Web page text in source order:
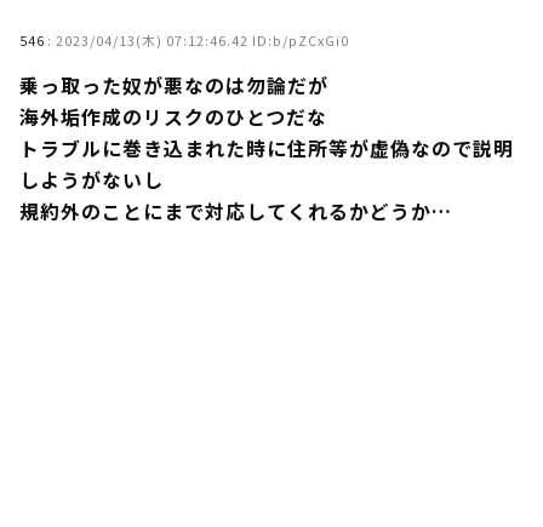
546 : 2023/04/13(木) 07:12:46.42 ID:b/pZCxGi0
乗っ取った奴が悪なのは勿論だが
海外垢作成のリスクのひとつだな
トラブルに巻き込まれた時に住所等が虚偽なので説明
しようがないし
規約外のことにまで対応してくれるかどうか…